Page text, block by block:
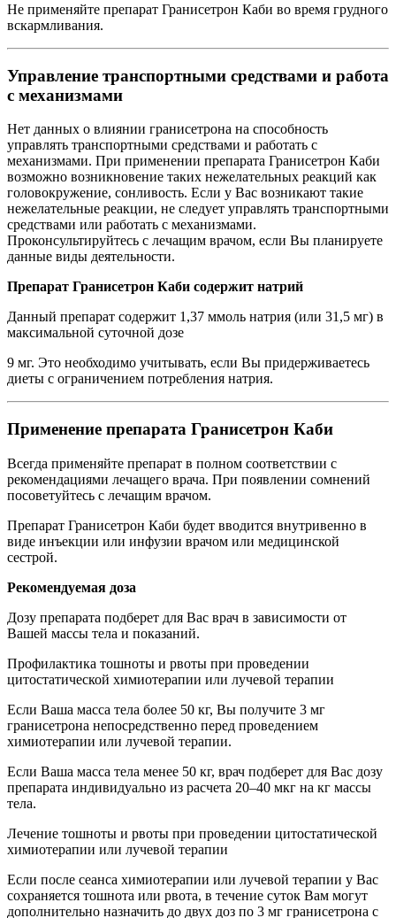
Не применяйте препарат Гранисетрон Каби во время грудного
вскармливания.
Управление транспортными средствами и работа
с механизмами
Нет данных о влиянии гранисетрона на способность
управлять транспортными средствами и работать с
механизмами. При применении препарата Гранисетрон Каби
возможно возникновение таких нежелательных реакций как
головокружение, сонливость. Если у Вас возникают такие
нежелательные реакции, не следует управлять транспортными
средствами или работать с механизмами.
Проконсультируйтесь с лечащим врачом, если Вы планируете
данные виды деятельности.
Препарат Гранисетрон Каби содержит натрий
Данный препарат содержит 1,37 ммоль натрия (или 31,5 мг) в
максимальной суточной дозе
9 мг. Это необходимо учитывать, если Вы придерживаетесь
диеты с ограничением потребления натрия.
Применение препарата Гранисетрон Каби
Всегда применяйте препарат в полном соответствии с
рекомендациями лечащего врача. При появлении сомнений
посоветуйтесь с лечащим врачом.
Препарат Гранисетрон Каби будет вводится внутривенно в
виде инъекции или инфузии врачом или медицинской
сестрой.
Рекомендуемая доза
Дозу препарата подберет для Вас врач в зависимости от
Вашей массы тела и показаний.
Профилактика тошноты и рвоты при проведении
цитостатической химиотерапии или лучевой терапии
Если Ваша масса тела более 50 кг, Вы получите 3 мг
гранисетрона непосредственно перед проведением
химиотерапии или лучевой терапии.
Если Ваша масса тела менее 50 кг, врач подберет для Вас дозу
препарата индивидуально из расчета 20–40 мкг на кг массы
тела.
Лечение тошноты и рвоты при проведении цитостатической
химиотерапии или лучевой терапии
Если после сеанса химиотерапии или лучевой терапии у Вас
сохраняется тошнота или рвота, в течение суток Вам могут
дополнительно назначить до двух доз по 3 мг гранисетрона с